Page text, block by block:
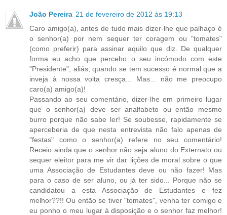
João Pereira 21 de fevereiro de 2012 às 19:13
Caro amigo(a), antes de tudo mais dizer-lhe que palhaço é
o senhor(a) por nem sequer ter coragem ou "tomates"
(como preferir) para assinar aquilo que diz. De qualquer
forma eu acho que percebo o seu incómodo com este
"Presidente", aliás, quando se tem sucesso é normal que a
inveja à nossa volta cresça... Mas... não me preocupo
caro(a) amigo(a)!
Passando ao seu comentário, dizer-lhe em primeiro lugar
que o senhor(a) deve ser analfabeto ou então mesmo
burro porque não sabe ler! Se soubesse, rapidamente se
aperceberia de que nesta entrevista não falo apenas de
"festas" como o senhor(a) refere no seu comentário!
Receio ainda que o senhor não seja aluno do Externato ou
sequer eleitor para me vir dar lições de moral sobre o que
uma Associação de Estudantes deve ou não fazer! Mas
para o caso de ser aluno, ou já ter sido... Porque não se
candidatou a esta Associação de Estudantes e fez
melhor??!! Ou então se tiver "tomates", venha ter comigo e
eu ponho o meu lugar à disposição e o senhor faz melhor!